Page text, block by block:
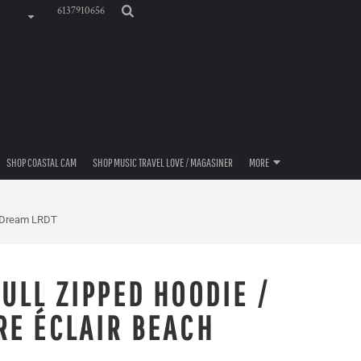
6137910656
SHOP COASTAL CAM SHOP MUSIC TRAVEL LOVE / MAGASINER MORE
LRDT
ZIPPED HOODIE /
ÉCLAIR BEACH